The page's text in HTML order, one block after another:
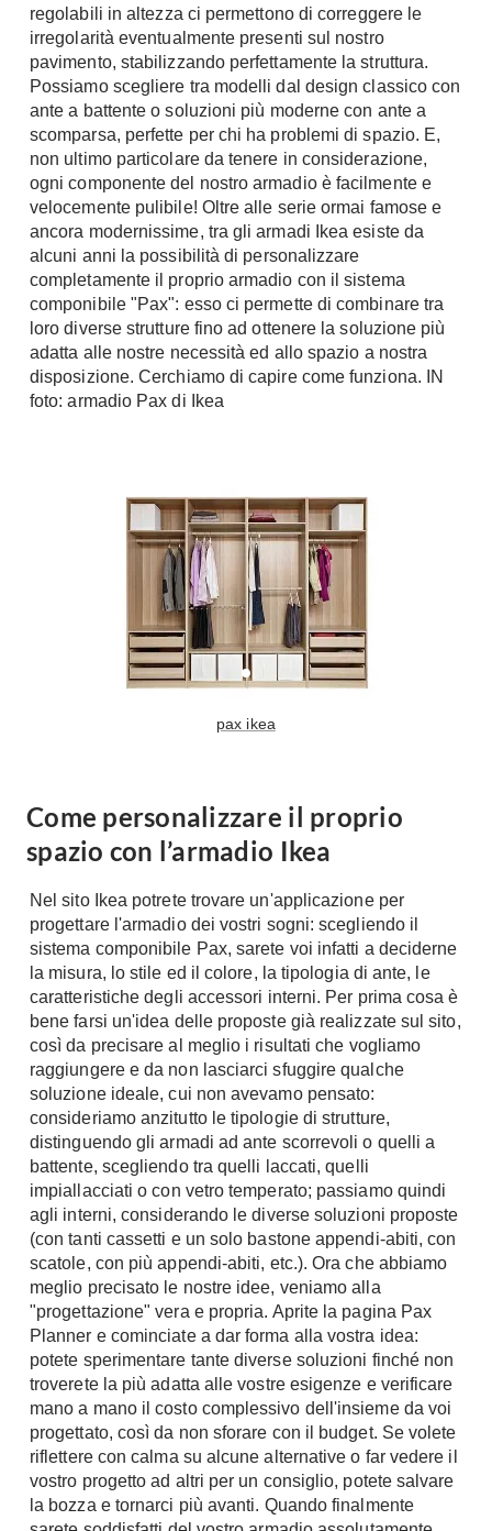
Complementi
Tavoli
Sedie
Tavolini
Tappeti
Oggettistica
Complementi arredo
Notte
Camere Matrimoniali
Letti
Comodino
Camere Classiche
Letti Contenitore
Letti a Scomparsa
Armadi
Armadio ante Battenti
Armadi ante
Scorrevoli
I consigli sugli armadi
Camerette
Camerette Ragazzi
Camerette Bambini
Letti a Castello
Per Neonati
Lettini
Materassi
Lattice
Memory Foam
Reti Letto
Cuscini
Consigli materassi
Bagno
Arredo Bagno
Sanitari
Cabine Doccia
Idromassaggio
Accessori Bagno
Rubinetteria
Vasche da Bagno
Pulizia
Detergenti
Stiro
Aspirapolvere
Lavapavimenti
Progetti
Ristrutturazione
Progetto
Norme
Il Verde
Restauri
Impianti
Hi-Fi
Home-Theatre
Console
Porte
Blindate
Porte Interne
Finestre
Finestre Alluminio
Finestre Legno
Persiane
Scale
A Chiocciola
Scale Interni
Ringhiere
Rivestimenti
Ceramica
Cotto
Resina
Parquet
Gres
Laminato
Moquette
Carta da parati
Pavimenti esterni
Fai da Te
regolabili in altezza ci permettono di correggere le
irregolarità eventualmente presenti sul nostro
pavimento, stabilizzando perfettamente la struttura.
Possiamo scegliere tra modelli dal design classico con
ante a battente o soluzioni più moderne con ante a
scomparsa, perfette per chi ha problemi di spazio. E,
non ultimo particolare da tenere in considerazione,
ogni componente del nostro armadio è facilmente e
velocemente pulibile! Oltre alle serie ormai famose e
ancora modernissime, tra gli armadi Ikea esiste da
alcuni anni la possibilità di personalizzare
completamente il proprio armadio con il sistema
componibile "Pax": esso ci permette di combinare tra
loro diverse strutture fino ad ottenere la soluzione più
adatta alle nostre necessità ed allo spazio a nostra
disposizione. Cerchiamo di capire come funziona. IN
foto: armadio Pax di Ikea
pax ikea
Come personalizzare il proprio
spazio con l’armadio Ikea
Nel sito Ikea potrete trovare un'applicazione per
progettare l'armadio dei vostri sogni: scegliendo il
sistema componibile Pax, sarete voi infatti a deciderne
la misura, lo stile ed il colore, la tipologia di ante, le
caratteristiche degli accessori interni. Per prima cosa è
bene farsi un'idea delle proposte già realizzate sul sito,
così da precisare al meglio i risultati che vogliamo
raggiungere e da non lasciarci sfuggire qualche
soluzione ideale, cui non avevamo pensato:
consideriamo anzitutto le tipologie di strutture,
distinguendo gli armadi ad ante scorrevoli o quelli a
battente, scegliendo tra quelli laccati, quelli
impiallacciati o con vetro temperato; passiamo quindi
agli interni, considerando le diverse soluzioni proposte
(con tanti cassetti e un solo bastone appendi-abiti, con
scatole, con più appendi-abiti, etc.). Ora che abbiamo
meglio precisato le nostre idee, veniamo alla
"progettazione" vera e propria. Aprite la pagina Pax
Planner e cominciate a dar forma alla vostra idea:
potete sperimentare tante diverse soluzioni finché non
troverete la più adatta alle vostre esigenze e verificare
mano a mano il costo complessivo dell'insieme da voi
progettato, così da non sforare con il budget. Se volete
riflettere con calma su alcune alternative o far vedere il
vostro progetto ad altri per un consiglio, potete salvare
la bozza e tornarci più avanti. Quando finalmente